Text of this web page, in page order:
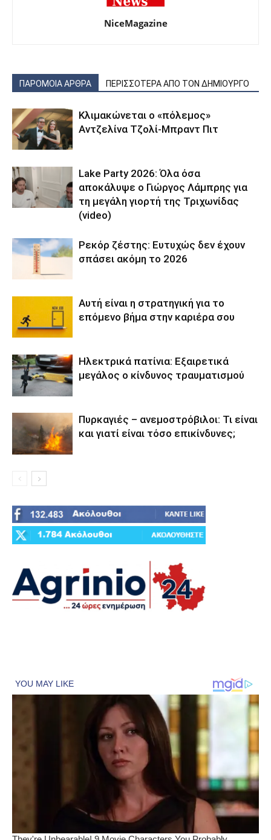
NiceMagazine
ΠΑΡΟΜΟΙΑ ΑΡΘΡΑ ΠΕΡΙΣΣΟΤΕΡΑ ΑΠΟ ΤΟΝ ΔΗΜΙΟΥΡΓΟ
Κλιμακώνεται ο «πόλεμος»
Αντζελίνα Τζολί-Μπραντ Πιτ
Lake Party 2026: Όλα όσα
αποκάλυψε ο Γιώργος Λάμπρης για
τη μεγάλη γιορτή της Τριχωνίδας
(video)
Ρεκόρ ζέστης: Ευτυχώς δεν έχουν
σπάσει ακόμη το 2026
Αυτή είναι η στρατηγική για το
επόμενο βήμα στην καριέρα σου
Ηλεκτρικά πατίνια: Εξαιρετικά
μεγάλος ο κίνδυνος τραυματισμού
Πυρκαγιές – ανεμοστρόβιλοι: Τι είναι
και γιατί είναι τόσο επικίνδυνες;